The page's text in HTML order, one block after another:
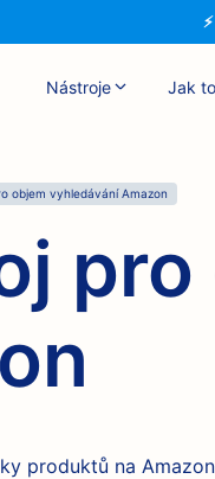
Nástroje Jak
objem vyhledávání Amazon
produktů na